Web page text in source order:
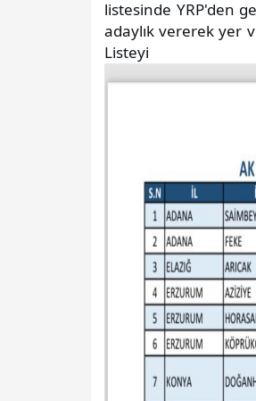
listesinde YRP'den
adaylık vererek yer
Listeyi